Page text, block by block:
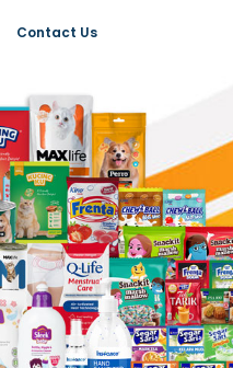
Contact Us